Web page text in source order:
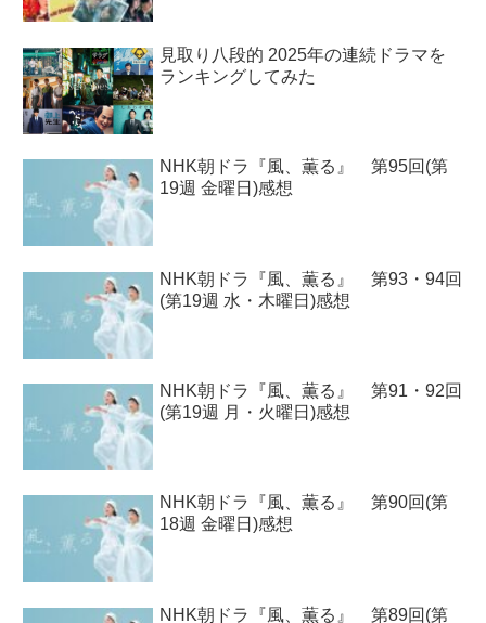
見取り八段的 2025年の連続ドラマを
ランキングしてみた
NHK朝ドラ『風、薫る』 第95回(第
19週 金曜日)感想
NHK朝ドラ『風、薫る』 第93・94回
(第19週 水・木曜日)感想
NHK朝ドラ『風、薫る』 第91・92回
(第19週 月・火曜日)感想
NHK朝ドラ『風、薫る』 第90回(第
18週 金曜日)感想
NHK朝ドラ『風、薫る』 第89回(第